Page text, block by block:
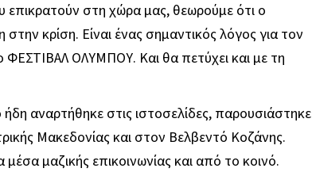
στη χώρα μας, θεωρούμε ότι ο
κρίση. Είναι ένας σημαντικός λόγος για τον
ΟΛΥΜΠΟΥ. Και θα πετύχει και με τη
αναρτήθηκε στις ιστοσελίδες, παρουσιάστηκε
Μακεδονίας και στον Βελβεντό Κοζάνης.
μαζικής επικοινωνίας και από το κοινό.